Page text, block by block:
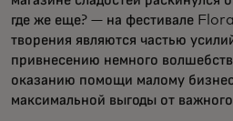
где же еще? — на фестивале
творения являются частью
привнесению немного
оказанию помощи малому
максимальной выгоды от